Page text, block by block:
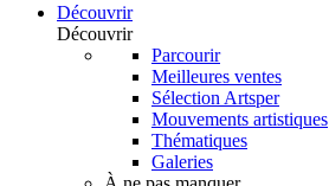
Découvrir
Découvrir
Parcourir
Meilleures ventes
Sélection Artsper
Mouvements artistiques
Thématiques
Galeries